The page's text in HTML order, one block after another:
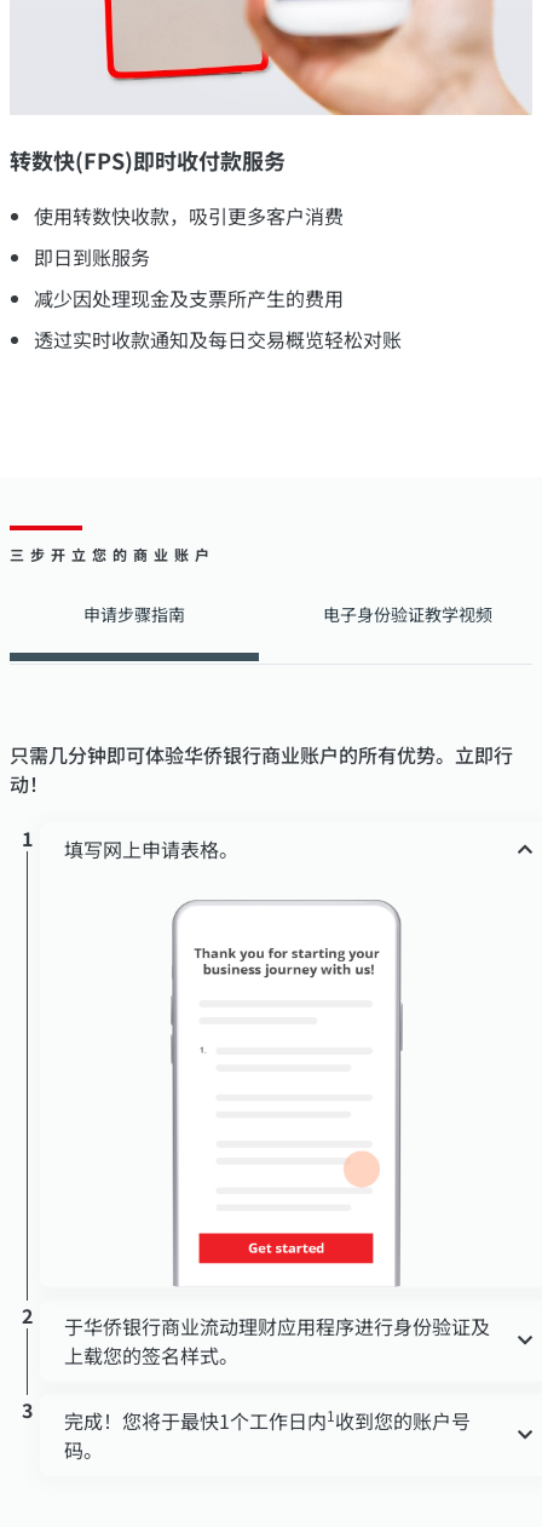
转数快(FPS)即时收付款服务
使用转数快收款，吸引更多客户消费
即日到账服务
减少因处理现金及支票所产生的费用
透过实时收款通知及每日交易概览轻松对账
三步开立您的商业账户
申请步骤指南 电子身份验证教学视频
只需几分钟即可体验华侨银行商业账户的所有优势。立即行
动！
1
填写网上申请表格。
2
于华侨银行商业流动理财应用程序进行身份验证及
上载您的签名样式。
3
完成！您将于最快1个工作日内1 收到您的账户号
码。